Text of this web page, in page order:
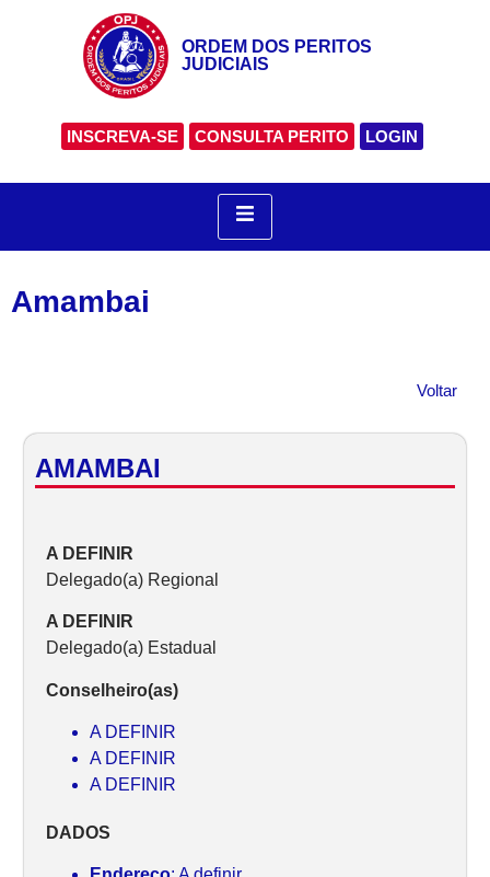
ORDEM DOS PERITOS
JUDICIAIS
INSCREVA-SE CONSULTA PERITO LOGIN
Amambai
Voltar
AMAMBAI
A DEFINIR
Delegado(a) Regional
A DEFINIR
Delegado(a) Estadual
Conselheiro(as)
A DEFINIR
A DEFINIR
A DEFINIR
DADOS